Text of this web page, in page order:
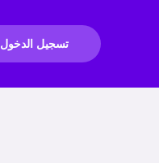
تسجيل الدخول